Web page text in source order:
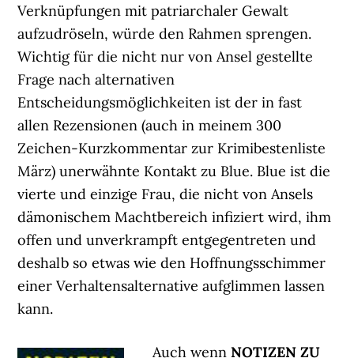
Verknüpfungen mit patriarchaler Gewalt
aufzudröseln, würde den Rahmen sprengen.
Wichtig für die nicht nur von Ansel gestellte
Frage nach alternativen
Entscheidungsmöglichkeiten ist der in fast
allen Rezensionen (auch in meinem 300
Zeichen-Kurzkommentar zur Krimibestenliste
März) unerwähnte Kontakt zu Blue. Blue ist die
vierte und einzige Frau, die nicht von Ansels
dämonischem Machtbereich infiziert wird, ihm
offen und unverkrampft entgegentreten und
deshalb so etwas wie den Hoffnungsschimmer
einer Verhaltensalternative aufglimmen lassen
kann.
Auch wennNOTIZEN ZU